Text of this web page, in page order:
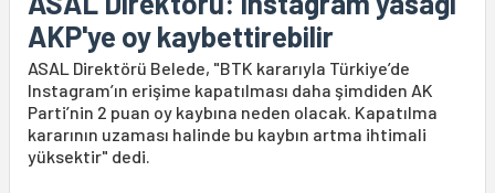
AKP'ye oy kaybettirebilir
ASAL Direktörü Belede, "BTK kararıyla Türkiye’de
Instagram’ın erişime kapatılması daha şimdiden AK
Parti’nin 2 puan oy kaybına neden olacak. Kapatılma
kararının uzaması halinde bu kaybın artma ihtimali
yüksektir" dedi.